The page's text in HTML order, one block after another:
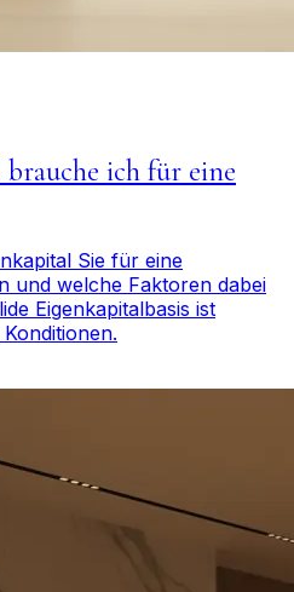
ich für eine
Sie für eine
und welche Faktoren dabei
Eigenkapitalbasis ist